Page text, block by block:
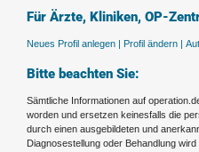
Für Ärzte, Kliniken, OP-
Neues Profil anlegen | Profil ändern |
Bitte beachten Sie:
Sämtliche Informationen auf
worden und ersetzen keinesfalls die
durch einen ausgebildeten und
Diagnosestellung oder Behandlung